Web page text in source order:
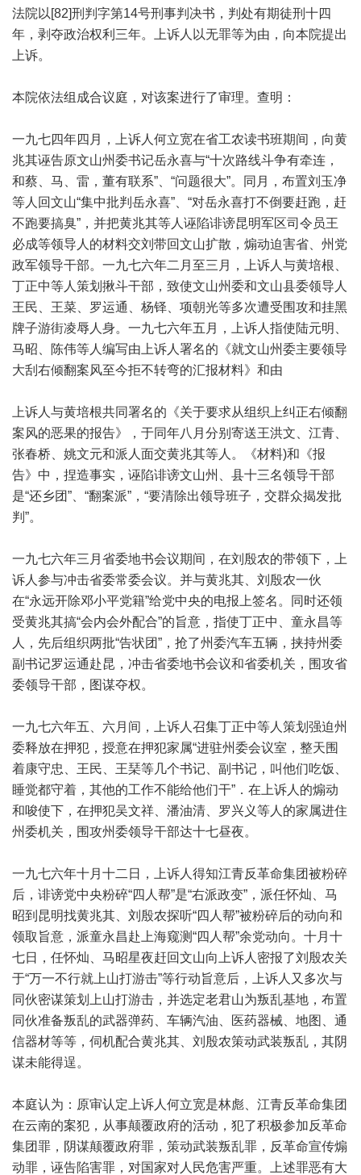
法院以[82]刑判字第14号刑事判决书，判处有期徒刑十四
年，剥夺政治权利三年。上诉人以无罪等为由，向本院提出
上诉。
本院依法组成合议庭，对该案进行了审理。查明：
一九七四年四月，上诉人何立宽在省工农读书班期间，向黄
兆其诬告原文山州委书记岳永喜与“十次路线斗争有牵连，
和蔡、马、雷，董有联系”、“问题很大”。同月，布置刘玉净
等人回文山“集中批判岳永喜”、“对岳永喜打不倒要赶跑，赶
不跑要搞臭”，并把黄兆其等人诬陷诽谤昆明军区司令员王
必成等领导人的材料交刘带回文山扩散，煽动迫害省、州党
政军领导干部。一九七六年二月至三月，上诉人与黄培根、
丁正中等人策划揪斗干部，致使文山州委和文山县委领导人
王民、王菜、罗运通、杨铎、项朝光等多次遭受围攻和挂黑
牌子游街凌辱人身。一九七六年五月，上诉人指使陆元明、
马昭、陈伟等人编写由上诉人署名的《就文山州委主要领导
大刮右倾翻案风至今拒不转弯的汇报材料》和由
上诉人与黄培根共同署名的《关于要求从组织上纠正右倾翻
案风的恶果的报告》，于同年八月分别寄送王洪文、江青、
张春桥、姚文元和派人面交黄兆其等人。《材料)和《报
告》中，捏造事实，诬陷诽谤文山州、县十三名领导干部
是“还乡团”、“翻案派”，“要清除出领导班子，交群众揭发批
判”。
一九七六年三月省委地书会议期间，在刘殷农的带领下，上
诉人参与冲击省委常委会议。并与黄兆其、刘殷农一伙
在“永远开除邓小平党籍”给党中央的电报上签名。同时还领
受黄兆其搞“会内会外配合”的旨意，指使丁正中、童永昌等
人，先后组织两批“告状团”，抢了州委汽车五辆，挟持州委
副书记罗运通赴昆，冲击省委地书会议和省委机关，围攻省
委领导干部，图谋夺权。
一九七六年五、六月间，上诉人召集丁正中等人策划强迫州
委释放在押犯，授意在押犯家属“进驻州委会议室，整天围
着康守忠、王民、王琹等几个书记、副书记，叫他们吃饭、
睡觉都守着，其他的工作不能给他们干”．在上诉人的煽动
和唆使下，在押犯吴文祥、潘油清、罗兴义等人的家属进住
州委机关，围攻州委领导干部达十七昼夜。
一九七六年十月十二日，上诉人得知江青反革命集团被粉碎
后，诽谤党中央粉碎“四人帮”是“右派政变”，派任怀灿、马
昭到昆明找黄兆其、刘殷农探听“四人帮”被粉碎后的动向和
领取旨意，派童永昌赴上海窥测“四人帮”余党动向。十月十
七日，任怀灿、马昭星夜赶回文山向上诉人密报了刘殷农关
于“万一不行就上山打游击”等行动旨意后，上诉人又多次与
同伙密谋策划上山打游击，并选定老君山为叛乱基地，布置
同伙准备叛乱的武器弹药、车辆汽油、医药器械、地图、通
信器材等等，伺机配合黄兆其、刘殷农策动武装叛乱，其阴
谋未能得逞。
本庭认为：原审认定上诉人何立宽是林彪、江青反革命集团
在云南的案犯，从事颠覆政府的活动，犯了积极参加反革命
集团罪，阴谋颠覆政府罪，策动武装叛乱罪，反革命宣传煽
动罪，诬告陷害罪，对国家对人民危害严重。上述罪恶有大